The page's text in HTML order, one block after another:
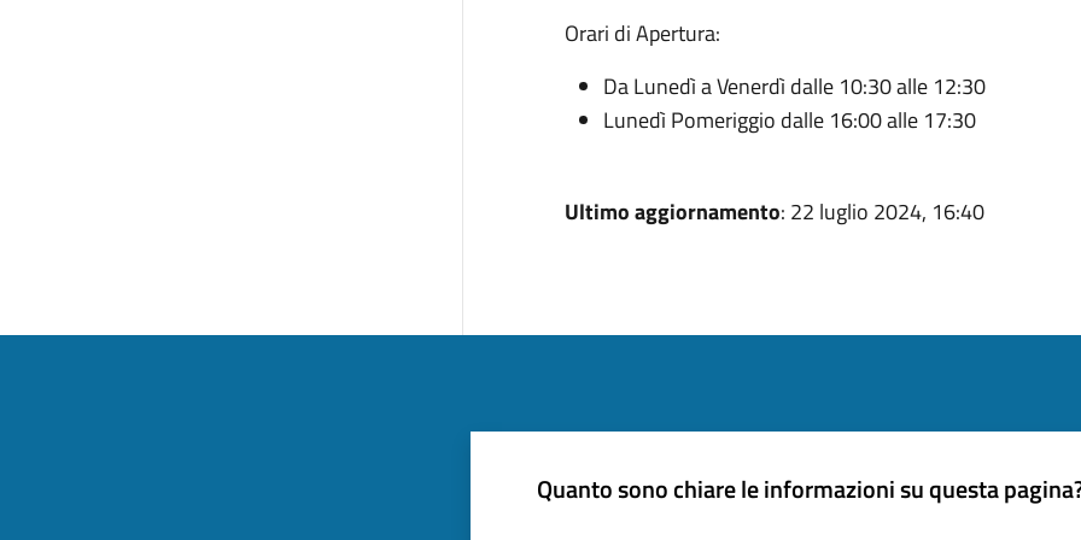
Orari di Apertura:
Da Lunedì a Venerdì dalle 10:30 alle 12:30
Lunedì Pomeriggio dalle 16:00 alle 17:30
Ultimo aggiornamento: 22 luglio 2024, 16:40
Quanto sono chiare le informazioni su questa